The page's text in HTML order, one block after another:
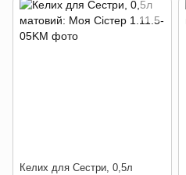
Келих для Сестри, 0,5л